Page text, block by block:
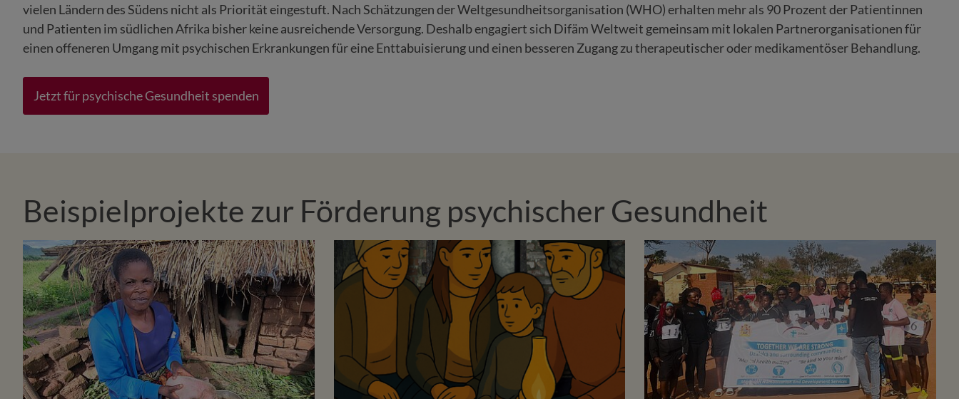
vielen Ländern des Südens nicht als Priorität eingestuft. Nach Schätzungen der Weltgesundheitsorganisation (WHO) erhalten mehr als 90 Prozent der Patientinnen
und Patienten im südlichen Afrika bisher keine ausreichende Versorgung. Deshalb engagiert sich Difäm Weltweit gemeinsam mit lokalen Partnerorganisationen für
einen offeneren Umgang mit psychischen Erkrankungen für eine Enttabuisierung und einen besseren Zugang zu therapeutischer oder medikamentöser Behandlung.
Jetzt für psychische Gesundheit spenden
Beispielprojekte zur Förderung psychischer Gesundheit